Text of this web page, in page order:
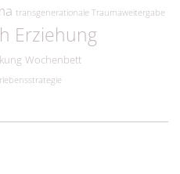
transgenerationale Traumaweitergabe
Erziehung
Wochenbett